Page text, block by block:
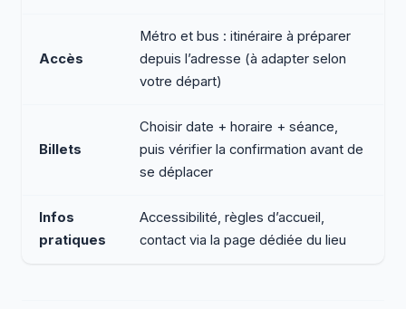
Accès
Métro et bus : itinéraire à préparer
depuis l’adresse (à adapter selon
votre départ)
Billets
Choisir date + horaire + séance,
puis vérifier la confirmation avant de
se déplacer
Infos
pratiques
Accessibilité, règles d’accueil,
contact via la page dédiée du lieu